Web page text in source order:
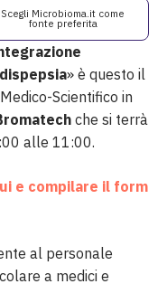
Scegli Microbioma.it come
fonte preferita
» è questo il
Scientifico in
che si terrà
alle 11:00.
e compilare il form
al personale
a medici e